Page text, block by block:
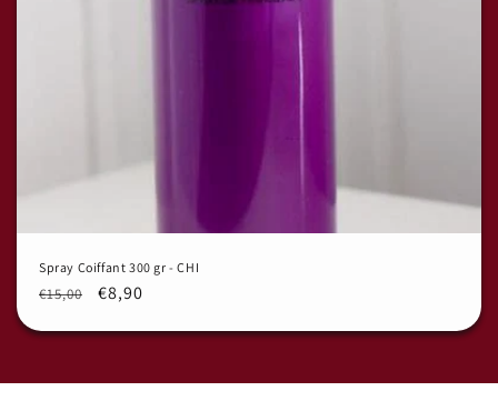
Spray Coiffant 300 gr - CHI
Prix
€15,00
Prix
€8,90